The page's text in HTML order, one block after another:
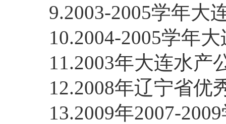
9.2003-2005学年大
10.2004-2005学年
11.2003年大连水产
12.2008年辽宁省优
13.2009年2007-2009